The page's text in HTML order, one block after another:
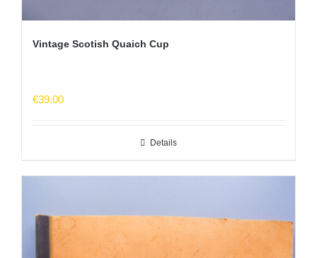
Vintage Scotish Quaich Cup
€39.00
Details